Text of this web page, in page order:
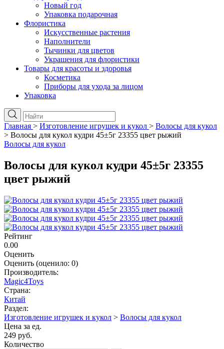
Новый год
Упаковка подарочная
Флористика
Искусственные растения
Наполнители
Тычинки для цветов
Украшения для флористики
Товары для красоты и здоровья
Косметика
Приборы для ухода за лицом
Упаковка
Главная > Изготовление игрушек и кукол > Волосы для кукол
> Волосы для кукол кудри 45±5г 23355 цвет рыжий
Волосы для кукол
Волосы для кукол кудри 45±5г 23355
цвет рыжий
Рейтинг
0.00
Оценить
Оценить (оценило: 0)
Производитель:
Magic4Toys
Страна:
Китай
Раздел:
Изготовление игрушек и кукол > Волосы для кукол
Цена за ед.
249 руб.
Количество